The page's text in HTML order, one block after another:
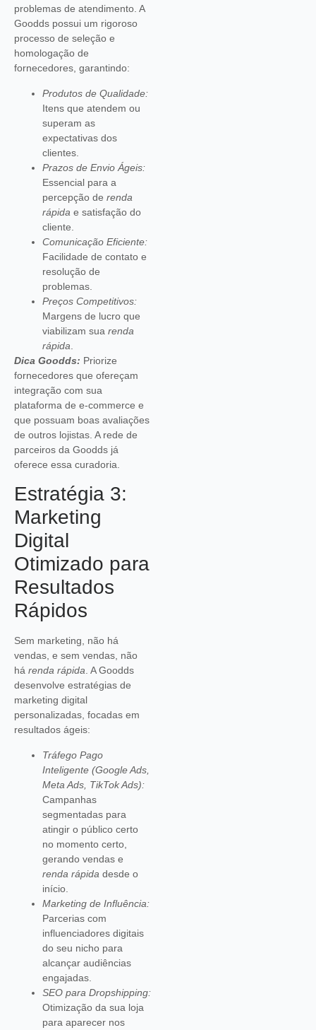
problemas de atendimento. A
Goodds possui um rigoroso
processo de seleção e
homologação de
fornecedores, garantindo:
Produtos de Qualidade:
Itens que atendem ou
superam as
expectativas dos
clientes.
Prazos de Envio Ágeis:
Essencial para a
percepção de renda
rápida e satisfação do
cliente.
Comunicação Eficiente:
Facilidade de contato e
resolução de
problemas.
Preços Competitivos:
Margens de lucro que
viabilizam sua renda
rápida
Dica Goodds: Priorize
fornecedores que ofereçam
integração com sua
plataforma de e-commerce e
que possuam boas avaliações
de outros lojistas. A rede de
parceiros da Goodds já
oferece essa curadoria.
Estratégia 3:
Marketing
Digital
Otimizado para
Resultados
Rápidos
Sem marketing, não há
vendas, e sem vendas, não
há renda rápida. A Goodds
desenvolve estratégias de
marketing digital
personalizadas, focadas em
resultados ágeis:
Tráfego Pago
Inteligente (Google Ads,
Meta Ads, TikTok Ads):
Campanhas
segmentadas para
atingir o público certo
no momento certo,
gerando vendas e
renda rápida desde o
início.
Marketing de Influência:
Parcerias com
influenciadores digitais
do seu nicho para
alcançar audiências
engajadas.
SEO para Dropshipping:
Otimização da sua loja
para aparecer nos